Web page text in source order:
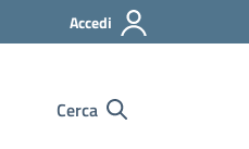
Accedi
Cerca